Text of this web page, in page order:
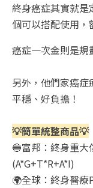
終身癌症其實就是
個可以搭配使用，
癌症一次金則是規
另外，他們家癌
平穩、好負擔！
💡簡單統整商品💡
🔵富邦：終身重
(A*G+T*R+A*I)
🌍全球：終身醫